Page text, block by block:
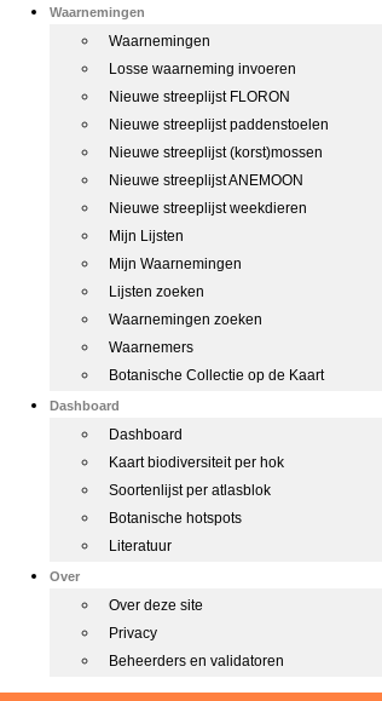
Waarnemingen
Waarnemingen
Losse waarneming invoeren
Nieuwe streeplijst FLORON
Nieuwe streeplijst paddenstoelen
Nieuwe streeplijst (korst)mossen
Nieuwe streeplijst ANEMOON
Nieuwe streeplijst weekdieren
Mijn Lijsten
Mijn Waarnemingen
Lijsten zoeken
Waarnemingen zoeken
Waarnemers
Botanische Collectie op de Kaart
Dashboard
Dashboard
Kaart biodiversiteit per hok
Soortenlijst per atlasblok
Botanische hotspots
Literatuur
Over
Over deze site
Privacy
Beheerders en validatoren